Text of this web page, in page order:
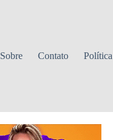
Sobre Contato